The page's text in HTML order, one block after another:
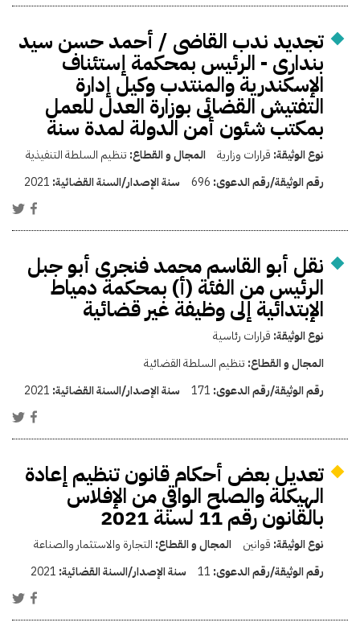
تجديد ندب القاضى / أحمد حسن سيد
بندارى - الرئيس بمحكمة إستئناف
الإسكندرية والمنتدب وكيل إدارة
التفتيش القضائى بوزارة العدل للعمل
بمكتب شئون أمن الدولة لمدة سنة
نوع الوثيقة: قرارات وزارية المجال و القطاع: تنظيم السلطة التنفيذية
رقم الوثيقة/رقم الدعوى: 696 سنة الإصدار/السنة القضائية: 2021
نقل أبو القاسم محمد فنجرى أبو جبل
الرئيس من الفئة (أ) بمحكمة دمياط
الإبتدائية إلى وظيفة غير قضائية
نوع الوثيقة: قرارات رئاسية
المجال و القطاع: تنظيم السلطة القضائية
رقم الوثيقة/رقم الدعوى: 171 سنة الإصدار/السنة القضائية: 2021
تعديل بعض أحكام قانون تنظيم إعادة
الهيكلة والصلح الواقي من الإفلاس
بالقانون رقم 11 لسنة 2021
نوع الوثيقة: قوانين المجال و القطاع: التجارة والاستثمار والصناعة
رقم الوثيقة/رقم الدعوى: 11 سنة الإصدار/السنة القضائية: 2021